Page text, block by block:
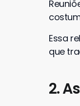
Essa
que
2.